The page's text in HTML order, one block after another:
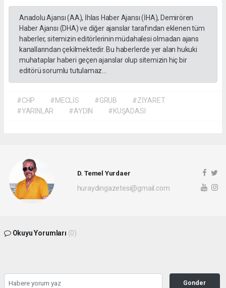
Anadolu Ajansı (AA), İhlas Haber Ajansı (İHA), Demirören
Haber Ajansı (DHA) ve diğer ajanslar tarafından eklenen tüm
haberler, sitemizin editörlerinin müdahalesi olmadan ajans
kanallarından çekilmektedir. Bu haberlerde yer alan hukuki
muhataplar haberi geçen ajanslar olup sitemizin hiç bir
editörü sorumlu tutulamaz...
#CHP #MECLİS #GRUB
#ZİYARET
#YARINLAR
#AYDIN #KUŞADASI
D. Temel Yurdaer
huraydingazetesi@gmail.com
Okuyu Yorumları (0)
Gonder